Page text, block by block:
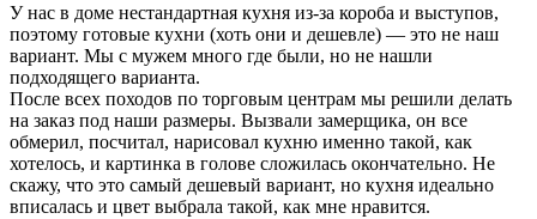
У нас в доме нестандартная кухня из-за короба и выступов,
поэтому готовые кухни (хоть они и дешевле) — это не наш
вариант. Мы с мужем много где были, но не нашли
подходящего варианта.
После всех походов по торговым центрам мы решили делать
на заказ под наши размеры. Вызвали замерщика, он все
обмерил, посчитал, нарисовал кухню именно такой, как
хотелось, и картинка в голове сложилась окончательно. Не
скажу, что это самый дешевый вариант, но кухня идеально
вписалась и цвет выбрала такой, как мне нравится.